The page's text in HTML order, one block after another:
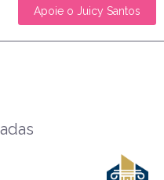
Apoie o Juicy Santos